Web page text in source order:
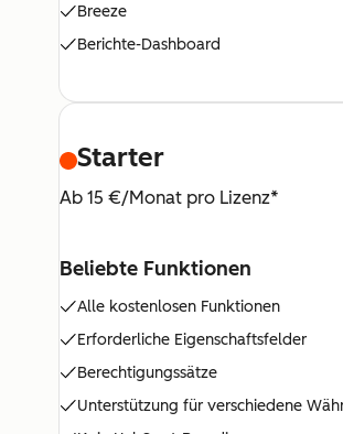
Breeze
Berichte-Dashboard
Starter
Ab 15 €/Monat pro Lizenz*
Beliebte Funktionen
Alle kostenlosen Funktionen
Erforderliche Eigenschaftsfelder
Berechtigungssätze
Unterstützung für verschiedene